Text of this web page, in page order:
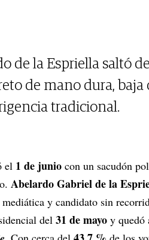
de la Espriella saltó
de mano dura, baja
tradicional.
el 1 de junio con un sacudón
Abelardo Gabriel de la
y candidato sin
del 31 de mayo y quedó